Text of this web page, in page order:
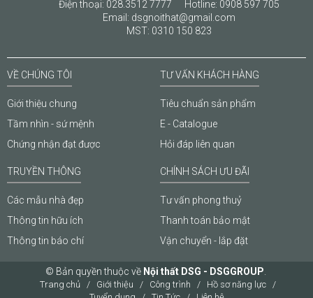
Điện thoại: 028.3512 7777 Hotline: 0908 597 705
Email: dsgnoithat@gmail.com
MST: 0310 150 823
VỀ CHÚNG TÔI
Giới thiệu chung
Tầm nhìn - sứ mệnh
Chứng nhận đạt được
TƯ VẤN KHÁCH HÀNG
Tiêu chuẩn sản phẩm
E - Catalogue
Hỏi đáp liên quan
TRUYỀN THÔNG
Các mẫu nhà đẹp
Thông tin hữu ích
Thông tin báo chí
CHÍNH SÁCH ƯU ĐÃI
Tư vấn phong thuỷ
Thanh toán bảo mật
Vận chuyển - lắp đặt
© Bản quyền thuộc về Nội thất DSG - DSGGROUP
Trang chủ Giới thiệu Công trình
Hồ sơ năng lực